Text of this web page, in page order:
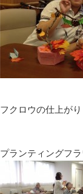
フクロウの仕上が